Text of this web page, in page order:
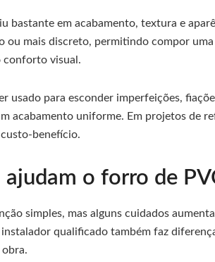
bastante em acabamento, textura e
ou mais discreto, permitindo compor
conforto visual.
usado para esconder imperfeições,
acabamento uniforme. Em projetos de
benefício.
o forro de
simples, mas alguns cuidados
qualificado também faz